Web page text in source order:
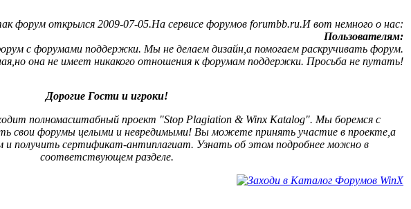
форум открылся 2009-07-05.На сервисе форумов forumbb.ru.И вот немного о нас:
Пользователям:
с форумами поддержки. Мы не делаем дизайн,а помогаем раскручивать форум.
она не имеет никакого отношения к форумам поддержки. Просьба не путать!
Дорогие Гости и игроки!
полномасштабный проект "Stop Plagiation & Winx Katalog". Мы боремся с
свои форумы целыми и невредимыми! Вы можете принять участие в проекте,а
получить сертификат-антиплагиат. Узнать об этом подробнее можно в
соответствующем разделе.